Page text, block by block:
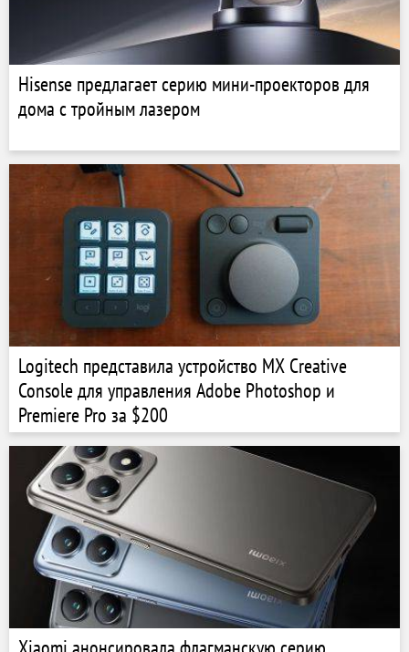
Hisense предлагает серию мини-проекторов для
дома с тройным лазером
Logitech представила устройство MX Creative
Console для управления Adobe Photoshop и
Premiere Pro за $200